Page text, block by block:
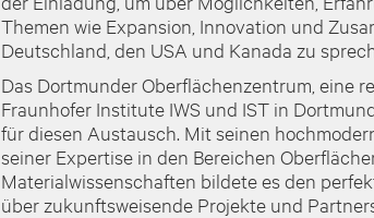
Themen wie Expansion, Innovation und
Deutschland, den USA und Kanada zu
Das Dortmunder Oberflächenzentrum, eine
Fraunhofer Institute IWS und IST in
für diesen Austausch. Mit seinen
seiner Expertise in den Bereichen
Materialwissenschaften bildete es den
über zukunftsweisende Projekte und